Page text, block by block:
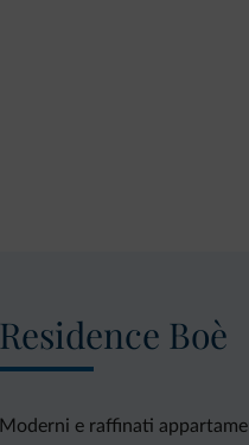
Residence Boè
Moderni e raffinati